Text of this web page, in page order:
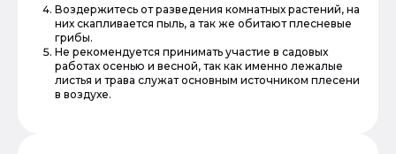
Воздержитесь от разведения комнатных растений, на
них скапливается пыль, а так же обитают плесневые
грибы.
Не рекомендуется принимать участие в садовых
работах осенью и весной, так как именно лежалые
листья и трава служат основным источником плесени
в воздухе.